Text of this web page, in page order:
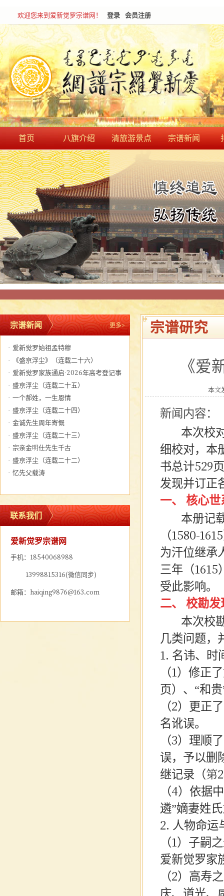
欢迎您来到爱新觉罗宗谱网！ 登录 会员注册
首页 八旗介绍 清旅游景点 宗谱新闻
宗谱新闻 更多>
· 爱新觉罗始祖孟特穆
·
《盛京浮尘》（连载二十六）
· 爱新觉罗家族通启·2026年高考登记事
宜· 盛京浮尘（连载二十五）
· 一个郝姓，一生恩情
· 盛京浮尘（连载二十四）
· 金诚先生周年寄慨
· 盛京浮尘（连载二十三）
· 宗亲金明仕先生千古
· 盛京浮尘（连载二十二）
· 忆先父载涛
联系我们
爱新觉罗宗谱网
手机：18540068988
13998815316(微信同步)
邮箱：haiqing9876@163.com
宗谱研究
《爱
本文
新闻内容：
本次校对
细校对，本
书总计529
发现并订正
一、
核心世
本册记载
（1580-
为汗位继承
三年（1615
受此影响。
二、
校勘发
本次校勘
几类问题，
1. 名讳、时
（1） 修正
页）、 “和
（2） 更正
名讹误。
（3） 理顺
误，予以删
继记录（第
（4）依据
遴”嫡妻姓
2. 人物命运
（1）子嗣
爱新觉罗家
（2）高寿
庆、道光、